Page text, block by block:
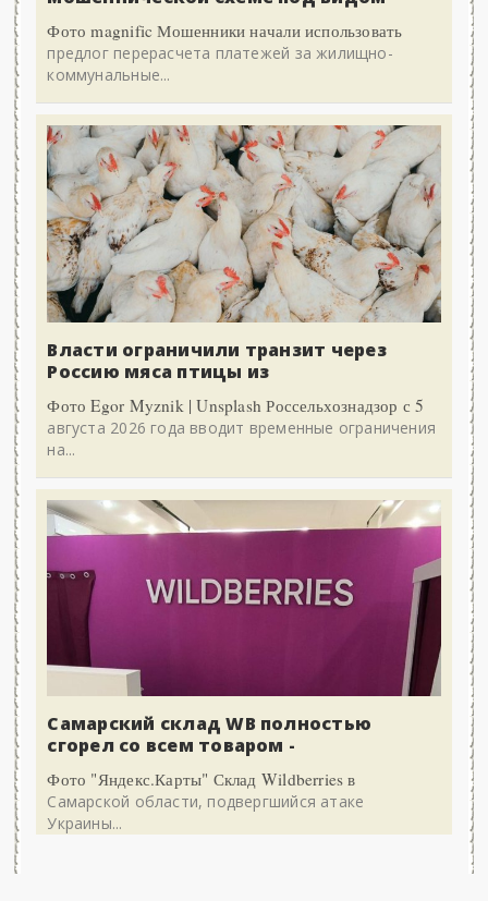
Фото magnific Мошенники начали использовать
предлог перерасчета платежей за жилищно-
коммунальные...
Власти ограничили транзит через
Россию мяса птицы из
Фото Egor Myznik | Unsplash Россельхознадзор с 5
августа 2026 года вводит временные ограничения
на...
Самарский склад WB полностью
сгорел со всем товаром -
Фото "Яндекс.Карты" Склад Wildberries в
Самарской области, подвергшийся атаке
Украины...